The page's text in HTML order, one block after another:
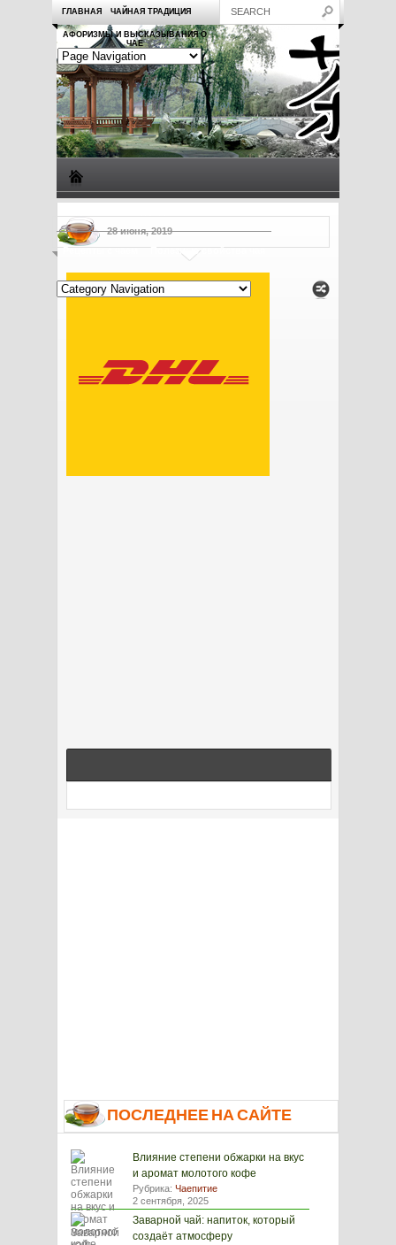
ГЛАВНАЯ ЧАЙНАЯ ТРАДИЦИЯ
АФОРИЗМЫ И ВЫСКАЗЫВАНИЯ О
ЧАЕ
Рецепты с чаем Полезные свойства чая
28 июня, 2019
ПОСЛЕДНЕЕ НА САЙТЕ
Влияние степени обжарки на вкус
и аромат молотого кофе
Рубрика: Чаепитие
2 сентября, 2025
Заварной чай: напиток, который
создаёт атмосферу